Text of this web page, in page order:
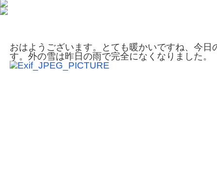
おはようございます。とても暖かいですね、今日
す。外の雪は昨日の雨で完全になくなりました。